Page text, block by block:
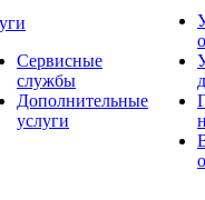
Сервисные
службы
Дополнительные
услуги